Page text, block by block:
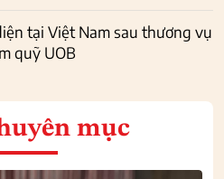
tại Việt Nam sau thương vụ
quỹ UOB
mục